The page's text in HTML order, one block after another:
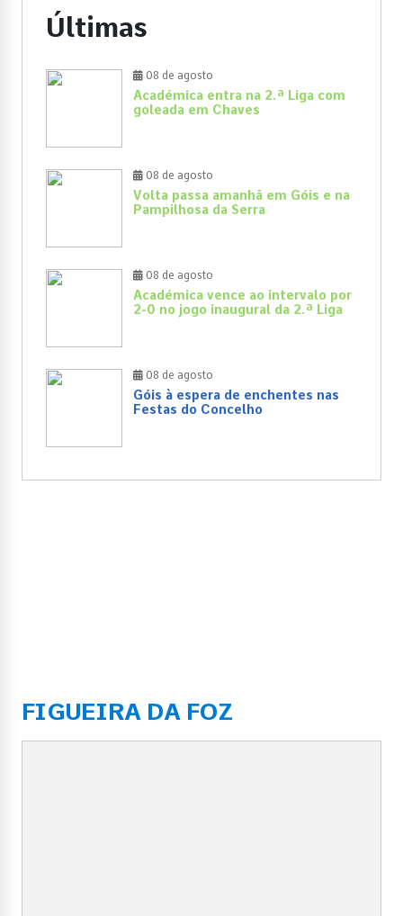
Últimas
08 de agosto
Académica entra na 2.ª Liga com
goleada em Chaves
08 de agosto
Volta passa amanhã em Góis e na
Pampilhosa da Serra
08 de agosto
Académica vence ao intervalo por
2-0 no jogo inaugural da 2.ª Liga
08 de agosto
Góis à espera de enchentes nas
Festas do Concelho
FIGUEIRA DA FOZ